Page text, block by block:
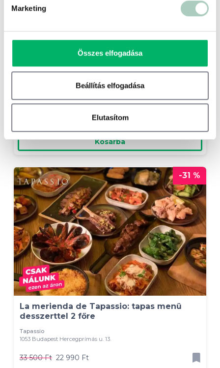
Marketing
Összes elfogadása
Beállítás elfogadása
Elutasítom
Orgona Koncert a Szent István
Hungária Koncert Kft.
Belépő 1 fő részére - 6 490 Ft
Kosárba
-31 %
La merienda de Tapassio: tapas menü
desszerttel 2 főre
Tapassio
1053 Budapest Hercegprímás u. 13.
33 500 Ft 22 990 Ft